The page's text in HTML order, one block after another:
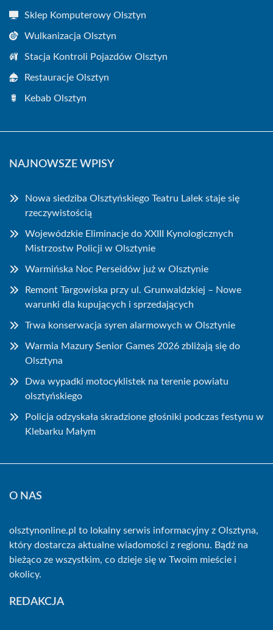
Sklep Komputerowy Olsztyn
Wulkanizacja Olsztyn
Stacja Kontroli Pojazdów Olsztyn
Restauracje Olsztyn
Kebab Olsztyn
NAJNOWSZE WPISY
Nowa siedziba Olsztyńskiego Teatru Lalek staje się
rzeczywistością
Wojewódzkie Eliminacje do XXIII Kynologicznych
Mistrzostw Policji w Olsztynie
Warmińska Noc Perseidów już w Olsztynie
Remont Targowiska przy ul. Grunwaldzkiej – Nowe
warunki dla kupujących i sprzedających
Trwa konserwacja syren alarmowych w Olsztynie
Warmia Mazury Senior Games 2026 zbliżają się do
Olsztyna
Dwa wypadki motocyklistek na terenie powiatu
olsztyńskiego
Policja odzyskała skradzione głośniki podczas festynu w
Klebarku Małym
O NAS
olsztynonline.pl to lokalny serwis informacyjny z Olsztyna,
który dostarcza aktualne wiadomości z regionu. Bądź na
bieżąco ze wszystkim, co dzieje się w Twoim mieście i
okolicy.
REDAKCJA